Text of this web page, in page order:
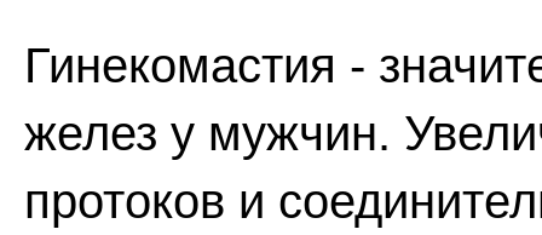
Гинекомастия -
желез у мужчин.
протоков и